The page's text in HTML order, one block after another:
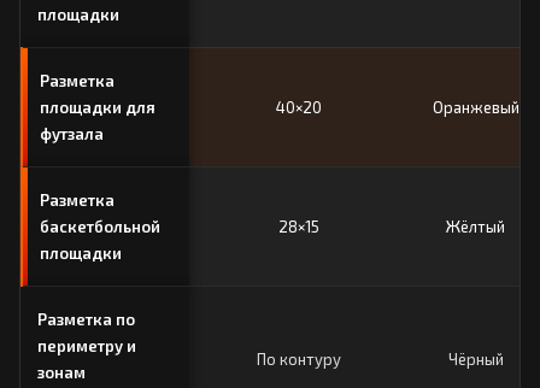
площадки
Разметка
площадки для
футзала
40×20 Оранжевый
Разметка
баскетбольной
площадки
28×15 Жёлтый
Разметка по
периметру и
зонам
По контуру Чёрный